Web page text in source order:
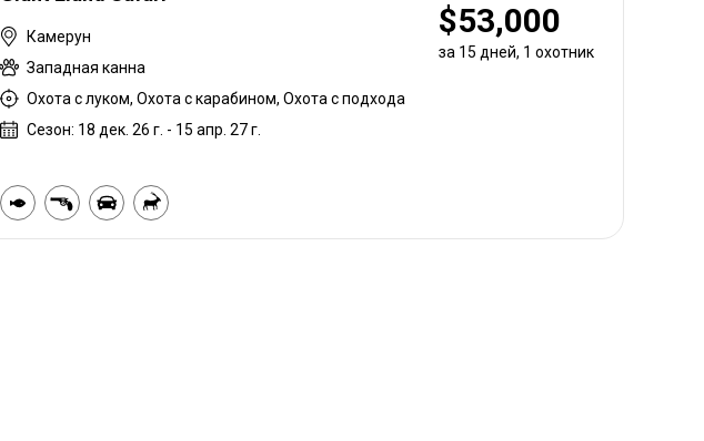
Камерун
Западная канна
Охота с луком, Охота с карабином, Охота с подхода
Сезон: 18 дек. 26 г. - 15 апр. 27 г.
$53,000
за 15 дней, 1 охотник